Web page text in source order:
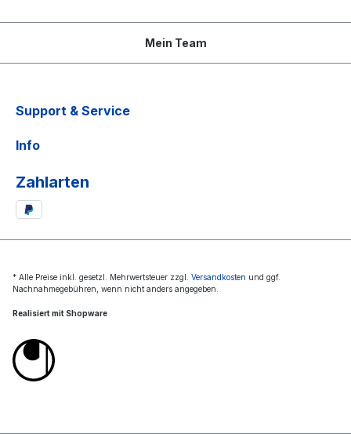
Mein Team
Support & Service
Info
Zahlarten
* Alle Preise inkl. gesetzl. Mehrwertsteuer zzgl. Versandkosten und ggf.
Nachnahmegebühren, wenn nicht anders angegeben.
Realisiert mit Shopware